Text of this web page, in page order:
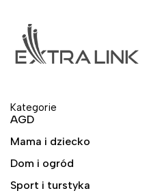
Kategorie
AGD
Mama i dziecko
Dom i ogród
Sport i turstyka